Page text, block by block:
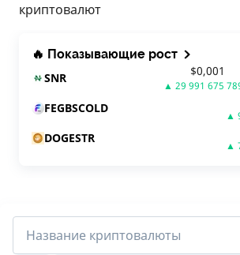
криптовалют
🔥 Показывающие рост
SNR
$0,001
▲ 29 991 675
FEGBSCOLD
▲
DOGESTR
▲